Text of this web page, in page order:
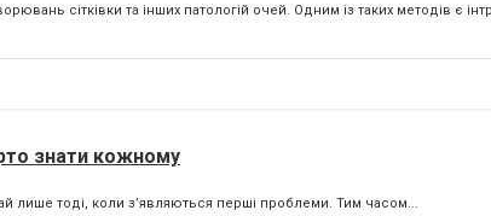
сітківки та інших патологій очей. Одним із таких методів є
знати кожному
лише тоді, коли з’являються перші проблеми. Тим часом...